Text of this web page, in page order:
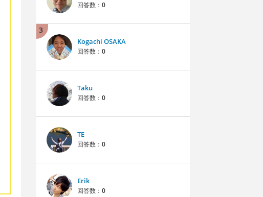
回答数： 0
3
Kogachi OSAKA
回答数： 0
Taku
回答数： 0
TE
回答数： 0
Erik
回答数： 0